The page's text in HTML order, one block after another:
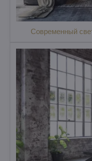
Современный